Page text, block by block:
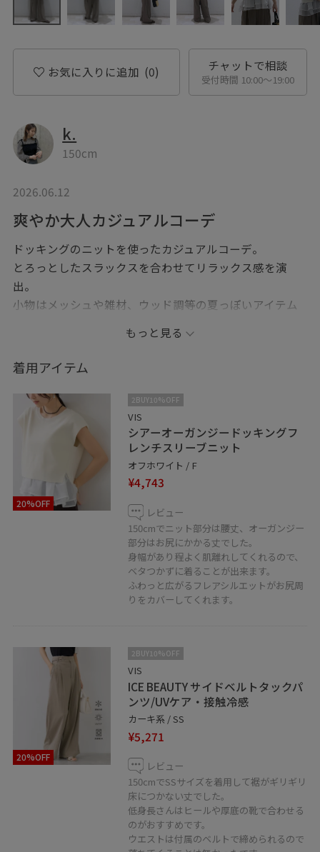
お気に入りに追加 (0) チャットで相談
受付時間 10:00〜19:00
k.
150cm
2026.06.12
爽やか大人カジュアルコーデ
ドッキングのニットを使ったカジュアルコーデ。
とろっとしたスラックスを合わせてリラックス感を演
出。
小物はメッシュや雑材、ウッド調等の夏っぽいアイテム
※記載の無いアイテムはスタッフの私物です。
LINEで在庫のお問い合わせや商品、
コーディネートのご相談など是非お気軽に
お問い合わせくださいませ。
LINEでアトレ大井町VISスタッフにご相談は
【友だち追加】をタップ！！
もっと見る
着用アイテム
20%OFF
2BUY10%OFF
VIS
シアーオーガンジードッキングフ
レンチスリーブニット
オフホワイト / F
¥4,743
レビュー
150cmでニット部分は腰丈、オーガンジー
部分はお尻にかかる丈でした。
身幅があり程よく肌離れしてくれるので、
ベタつかずに着ることが出来ます。
ふわっと広がるフレアシルエットがお尻周
りをカバーしてくれます。
20%OFF
2BUY10%OFF
VIS
ICE BEAUTY サイドベルトタックパ
ンツ/UVケア・接触冷感
カーキ系 / SS
¥5,271
レビュー
150cmでSSサイズを着用して裾がギリギリ
床につかない丈でした。
低身長さんはヒールや厚底の靴で合わせる
のがおすすめです。
ウエストは付属のベルトで締められるので